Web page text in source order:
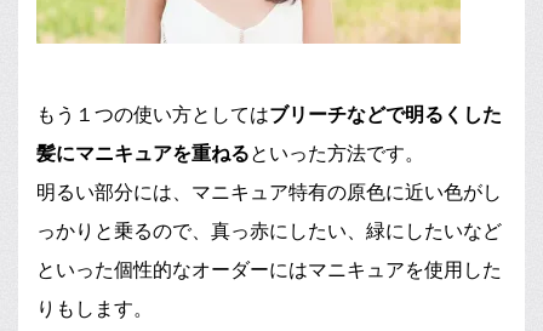
もう１つの使い方としてはブリーチなどで明るくした
髪にマニキュアを重ねるといった方法です。
明るい部分には、マニキュア特有の原色に近い色がし
っかりと乗るので、真っ赤にしたい、緑にしたいなど
といった個性的なオーダーにはマニキュアを使用した
りもします。